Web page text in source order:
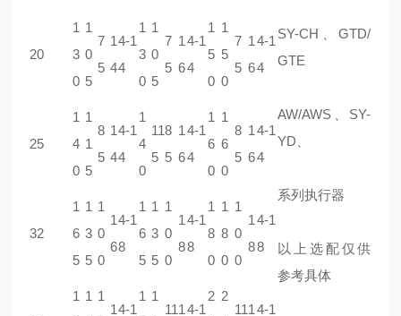
SY-CH、GTD/
GTE
AW/AWS、SY-
YD、
系列执行器
以上选配仅供
参考具体
20
1
3
0
1
0
5
7
5
1
4
4-1
4
1
3
0
1
0
5
7
5
1
6
4-1
4
1
5
0
1
5
0
7
5
1
6
4-1
4
25
1
4
0
1
1
5
8
5
1
4
4-1
4
1
4
0
11
5
8
5
1
6
4-1
4
1
6
0
1
6
0
8
5
1
6
4-1
4
32
1
6
5
1
3
5
1
0
0
1
6
4-1
8
1
6
5
1
3
5
1
0
0
1
8
4-1
8
1
8
0
1
8
0
1
0
0
1
8
4-1
8
1 1 1
1 4-1
1 1
111 4-1
2 2
111 4-1